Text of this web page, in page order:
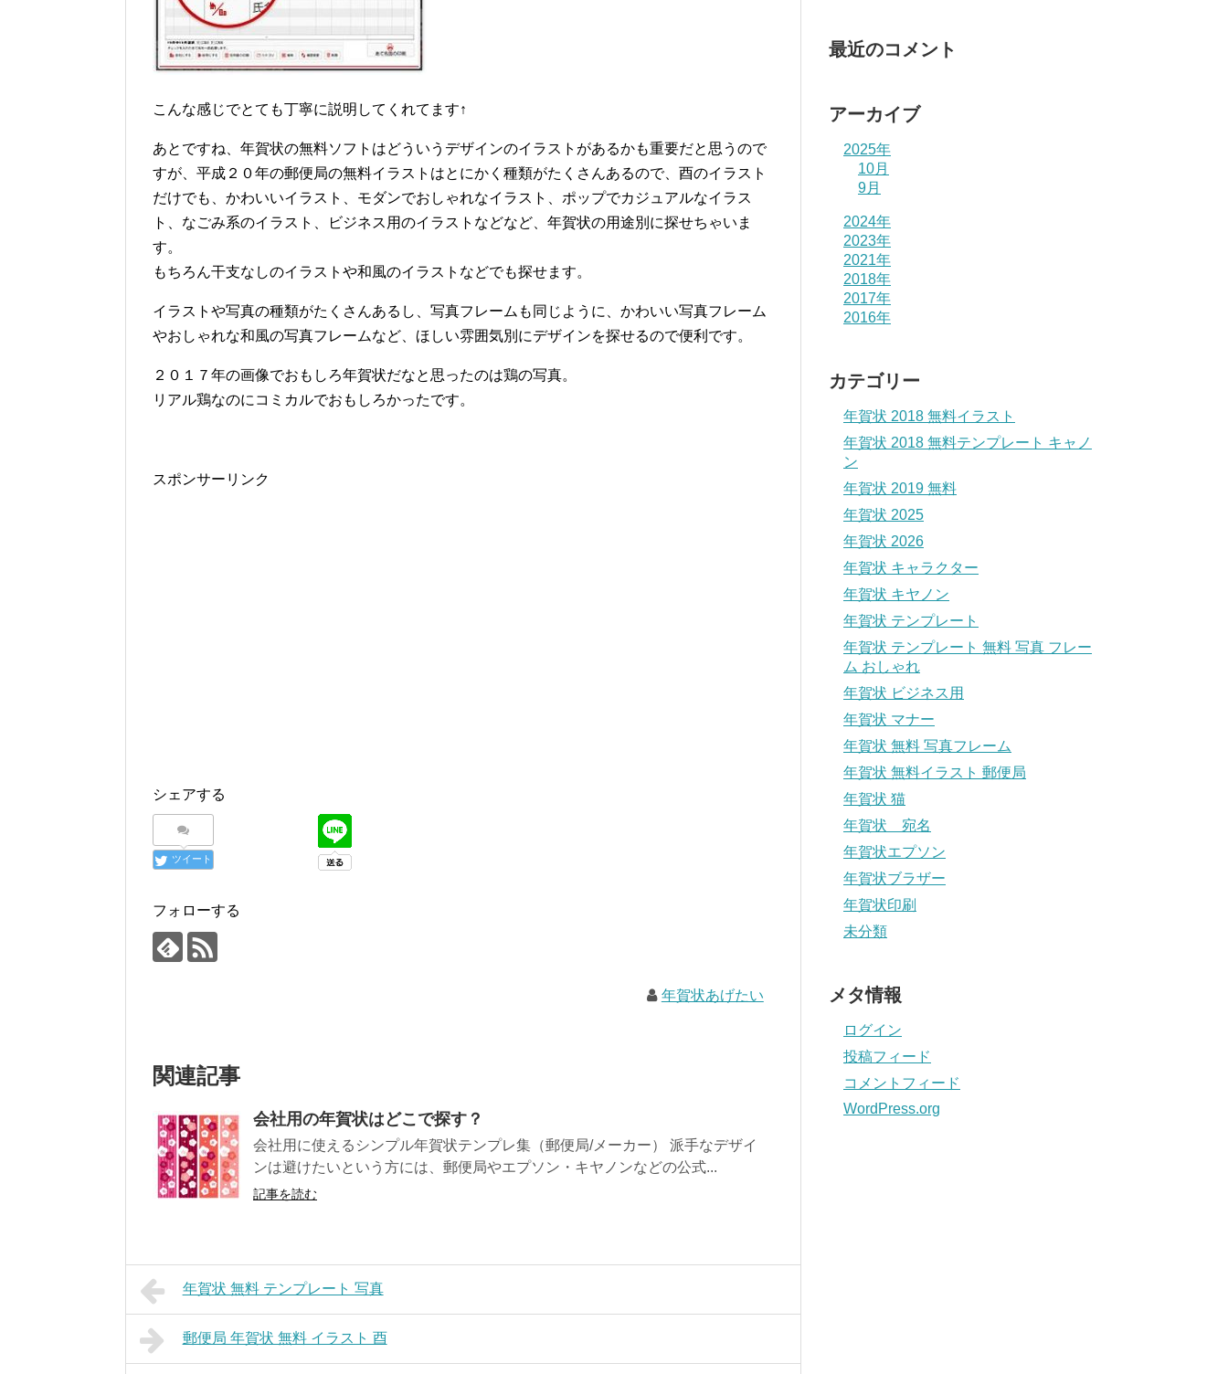
こんな感じでとても丁寧に説明してくれてます↑
あとですね、年賀状の無料ソフトはどういうデザインのイラストがあるかも重要だと思うので
すが、平成２０年の郵便局の無料イラストはとにかく種類がたくさんあるので、酉のイラスト
だけでも、かわいいイラスト、モダンでおしゃれなイラスト、ポップでカジュアルなイラス
ト、なごみ系のイラスト、ビジネス用のイラストなどなど、年賀状の用途別に探せちゃいま
す。
もちろん干支なしのイラストや和風のイラストなどでも探せます。
イラストや写真の種類がたくさんあるし、写真フレームも同じように、かわいい写真フレーム
やおしゃれな和風の写真フレームなど、ほしい雰囲気別にデザインを探せるので便利です。
２０１７年の画像でおもしろ年賀状だなと思ったのは鶏の写真。
リアル鶏なのにコミカルでおもしろかったです。
スポンサーリンク
シェアする
ツイート
フォローする
年賀状あげたい
関連記事
会社用の年賀状はどこで探す？
会社用に使えるシンプル年賀状テンプレ集（郵便局/メーカー） 派手なデザイ
ンは避けたいという方には、郵便局やエプソン・キヤノンなどの公式...
記事を読む
年賀状 無料 テンプレート 写真
郵便局 年賀状 無料 イラスト 酉
最近のコメント
アーカイブ
2025年
10月
9月
2024年
2023年
2021年
2018年
2017年
2016年
カテゴリー
年賀状 2018 無料イラスト
年賀状 2018 無料テンプレート キャノ
ン
年賀状 2019 無料
年賀状 2025
年賀状 2026
年賀状 キャラクター
年賀状 キヤノン
年賀状 テンプレート
年賀状 テンプレート 無料 写真 フレー
ム おしゃれ
年賀状 ビジネス用
年賀状 マナー
年賀状 無料 写真フレーム
年賀状 無料イラスト 郵便局
年賀状 猫
年賀状 宛名
年賀状エプソン
年賀状ブラザー
年賀状印刷
未分類
メタ情報
ログイン
投稿フィード
コメントフィード
WordPress.org